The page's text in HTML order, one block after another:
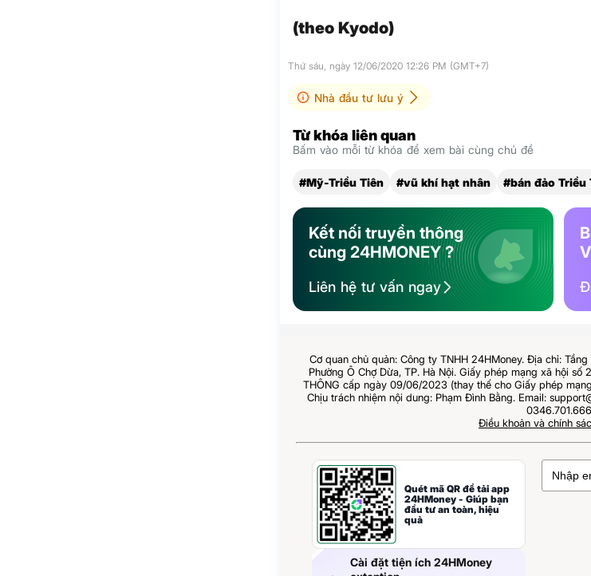
(theo Kyodo)
Thứ sáu, ngày 12/06/2020 12:26 PM (GMT+7)
Nhà đầu tư lưu ý
Từ khóa liên quan
Bấm vào mỗi từ khóa để xem bài cùng chủ đề
#Mỹ-Triều Tiên #vũ khí hạt nhân #bán đảo Triều
Kết nối truyền thông
cùng 24HMONEY ?
Liên hệ tư vấn ngay
Cơ quan chủ quản: Công ty TNHH 24HMoney. Địa chỉ:
Phường Ô Chợ Dừa, TP. Hà Nội. Giấy phép mạng xã hội số
THÔNG cấp ngày 09/06/2023 (thay thế cho Giấy phép
Chịu trách nhiệm nội dung: Phạm Đình Bằng. Email:
0346.701.666
Điều khoản và chính
Quét mã QR để tải app
24HMoney - Giúp bạn
đầu tư an toàn, hiệu
quả
Cài đặt tiện ích 24HMoney